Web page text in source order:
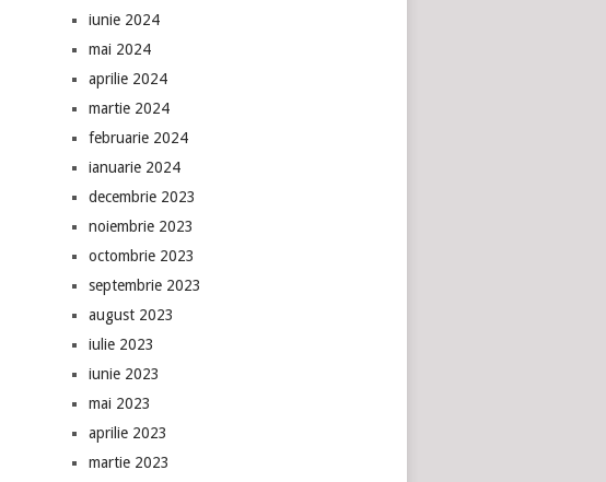
iunie 2024
mai 2024
aprilie 2024
martie 2024
februarie 2024
ianuarie 2024
decembrie 2023
noiembrie 2023
octombrie 2023
septembrie 2023
august 2023
iulie 2023
iunie 2023
mai 2023
aprilie 2023
martie 2023